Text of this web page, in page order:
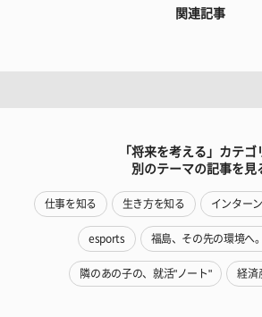
関連記事
「将来を考える」カテゴ
別のテーマの記事を見
仕事を知る 生き方を知る インターン
esports 福島、その先の環境へ。
隣のあの子の、就活"ノート" 経済